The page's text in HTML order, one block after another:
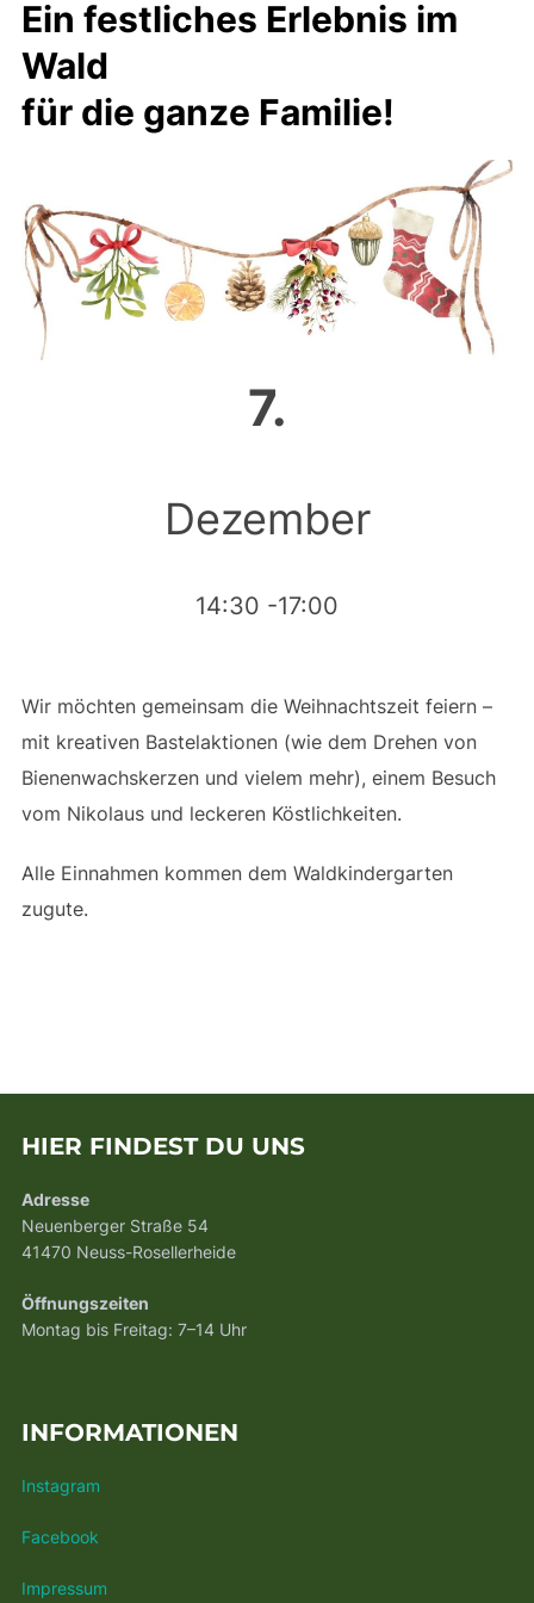
Ein festliches Erlebnis im
Wald
für die ganze Familie!
7.
Dezember
14:30 -17:00
Wir möchten gemeinsam die Weihnachtszeit feiern –
mit kreativen Bastelaktionen (wie dem Drehen von
Bienenwachskerzen und vielem mehr), einem Besuch
vom Nikolaus und leckeren Köstlichkeiten.
Alle Einnahmen kommen dem Waldkindergarten
zugute.
HIER FINDEST DU UNS
Adresse
Neuenberger Straße 54
41470 Neuss-Rosellerheide
Öffnungszeiten
Montag bis Freitag: 7–14 Uhr
INFORMATIONEN
Instagram
Facebook
Impressum